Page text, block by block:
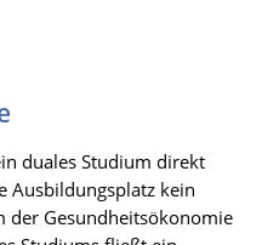
duales Studium direkt
Ausbildungsplatz kein
der Gesundheitsökonomie